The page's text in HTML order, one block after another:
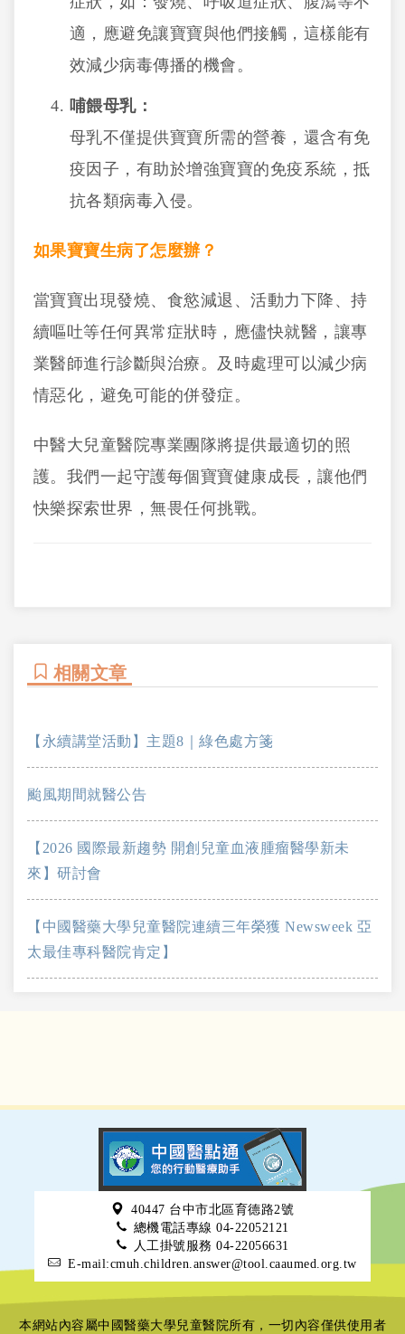
適，應避免讓寶寶與他們接觸，這樣能有
效減少病毒傳播的機會。
哺餵母乳：
母乳不僅提供寶寶所需的營養，還含有免
疫因子，有助於增強寶寶的免疫系統，抵
抗各類病毒入侵。
如果寶寶生病了怎麼辦？
當寶寶出現發燒、食慾減退、活動力下降、持
續嘔吐等任何異常症狀時，應儘快就醫，讓專
業醫師進行診斷與治療。及時處理可以減少病
情惡化，避免可能的併發症。
中醫大兒童醫院專業團隊將提供最適切的照
護。我們一起守護每個寶寶健康成長，讓他們
快樂探索世界，無畏任何挑戰。
相關文章
【永續講堂活動】主題8｜綠色處方箋
颱風期間就醫公告
【2026 國際最新趨勢 開創兒童血液腫瘤醫學新未
來】研討會
【中國醫藥大學兒童醫院連續三年榮獲 Newsweek 亞
太最佳專科醫院肯定】
40447 台中市北區育德路2號
總機電話專線 04-22052121
人工掛號服務 04-22056631
E-mail:cmuh.children.answer@tool.caaumed.org.tw
本網站內容屬中國醫藥大學兒童醫院所有，一切內容僅供使用者